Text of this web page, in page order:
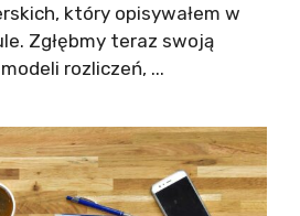
który opisywałem w
Zgłębmy teraz swoją
rozliczeń, ...